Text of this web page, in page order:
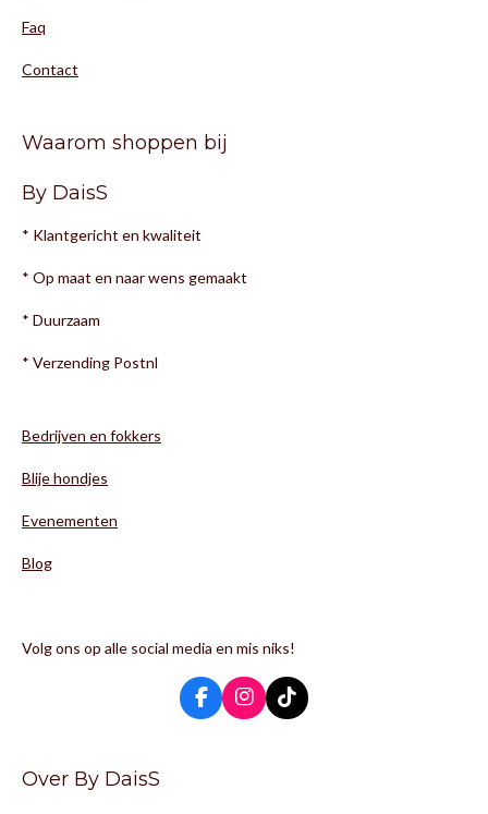
Faq
Contact
Waarom shoppen bij
By DaisS
* Klantgericht en kwaliteit
* Op maat en naar wens gemaakt
* Duurzaam
* Verzending Postnl
Bedrijven en fokkers
Blije hondjes
Evenementen
Blog
Volg ons op alle social media en mis niks!
F
a
I
n
T
i
Over By DaisS